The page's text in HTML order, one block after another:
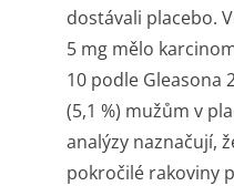
dostávali placebo.
5 mg mělo
10 podle Gleasona
(5,1 %) mužům v
analýzy naznačují,
pokročilé rakoviny